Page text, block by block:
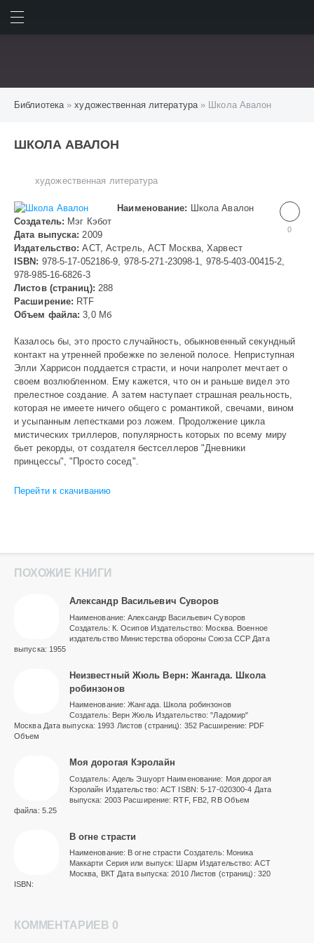
Библиотека»художественная литература» Школа Авалон
ШКОЛА АВАЛОН
художественная литература
0
Наименование: Школа Авалон
Создатель: Мэг Кэбот
Дата выпуска: 2009
Издательство: АСТ, Астрель, АСТ Москва, Харвест
ISBN: 978-5-17-052186-9, 978-5-271-23098-1, 978-5-403-00415-2,
978-985-16-6826-3
Листов (страниц): 288
Расширение: RTF
Объем файла: 3,0 Мб
Казалось бы, это просто случайность, обыкновенный секундный
контакт на утренней пробежке по зеленой полосе. Неприступная
Элли Харрисон поддается страсти, и ночи напролет мечтает о
своем возлюбленном. Ему кажется, что он и раньше видел это
прелестное создание. А затем наступает страшная реальность,
которая не имеете ничего общего с романтикой, свечами, вином
и усыпанным лепестками роз ложем. Продолжение цикла
мистических триллеров, популярность которых по всему миру
бьет рекорды, от создателя бестселлеров "Дневники
принцессы", "Просто сосед".
Перейти к скачиванию
ПОХОЖИЕ КНИГИ
Александр Васильевич Суворов
Наименование: Александр Васильевич Суворов
Создатель: К. Осипов Издательство: Москва. Военное
издательство Министерства обороны Союза ССР Дата
выпуска: 1955
Неизвестный Жюль Верн: Жангада. Школа
робинзонов
Наименование: Жангада. Школа робинзонов
Создатель: Верн Жюль Издательство: "Ладомир"
Москва Дата выпуска: 1993 Листов (страниц): 352 Расширение: PDF
Объем
Моя дорогая Кэролайн
Создатель: Адель Эшуорт Наименование: Моя дорогая
Кэролайн Издательство: АСТ ISBN: 5-17-020300-4 Дата
выпуска: 2003 Расширение: RTF, FB2, RB Объем
файла: 5.25
В огне страсти
Наименование: В огне страсти Создатель: Моника
Маккарти Серия или выпуск: Шарм Издательство: АСТ
Москва, ВКТ Дата выпуска: 2010 Листов (страниц): 320
ISBN:
КОММЕНТАРИЕВ 0